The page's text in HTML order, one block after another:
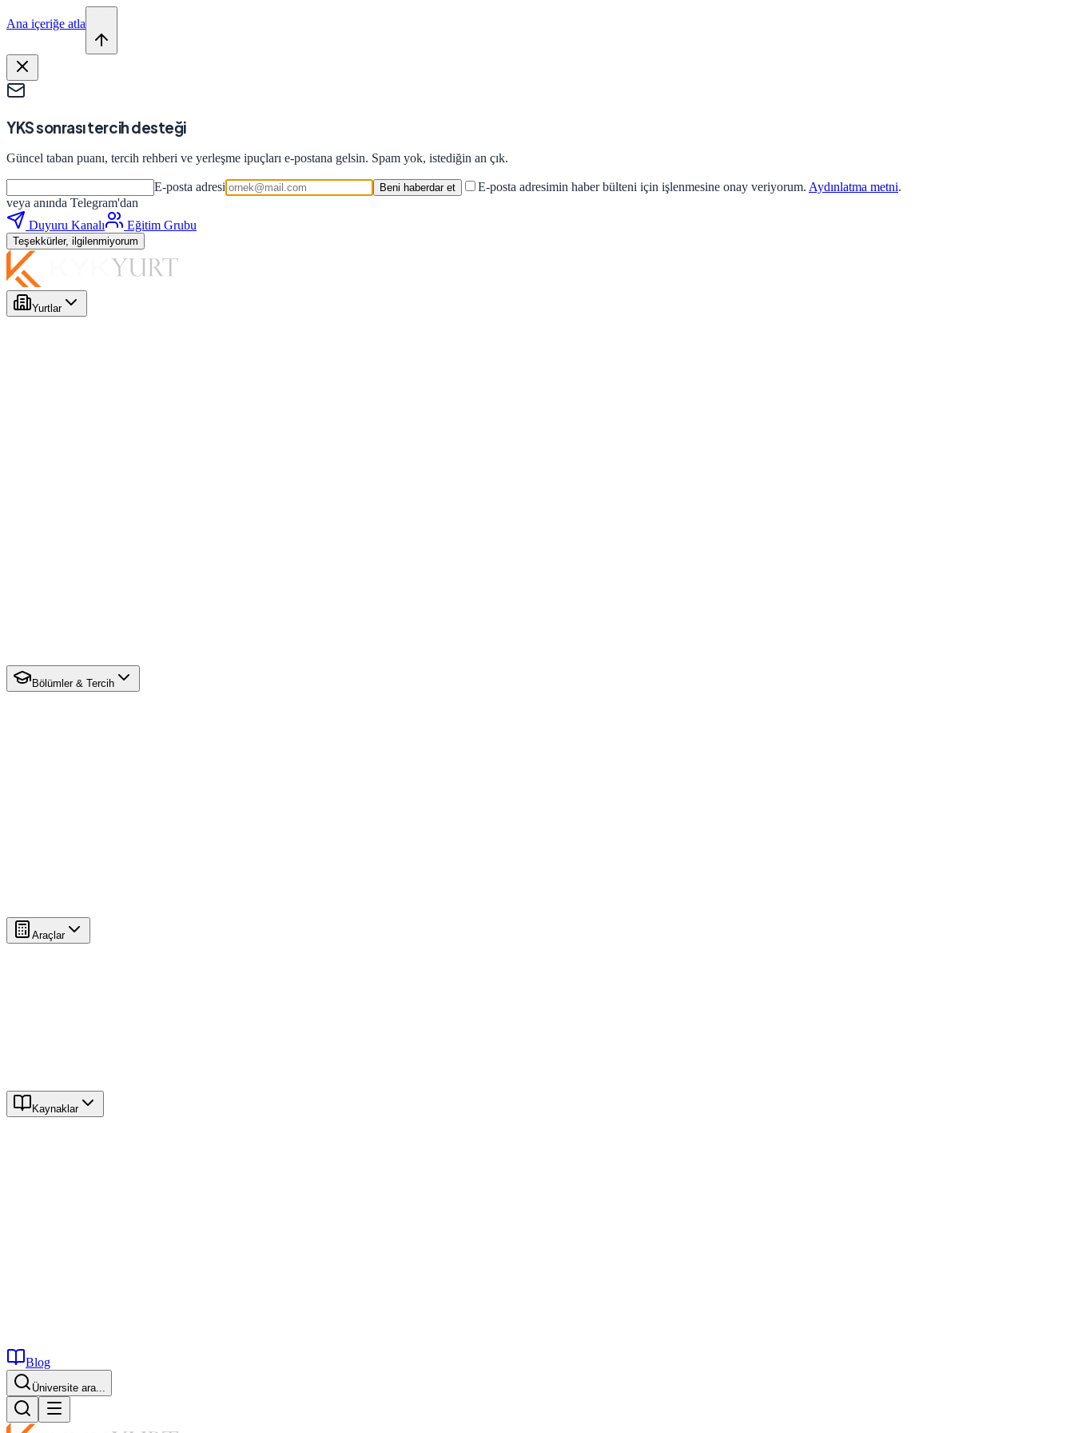
Ana içeriğe atla
YKS sonrası tercih desteği
Güncel taban puanı, tercih rehberi ve yerleşme ipuçları e-postana gelsin. Spam yok, istediğin an çık.
E-posta adresi Beni haberdar et E-posta adresimin haber bülteni için işlenmesine onay veriyorum. Aydınlatma metni.
veya anında Telegram'dan
Duyuru Kanalı
Eğitim Grubu
Teşekkürler, ilgilenmiyorum
Yurtlar
Bölümler & Tercih
Araçlar
Kaynaklar
Blog
Üniversite ara...